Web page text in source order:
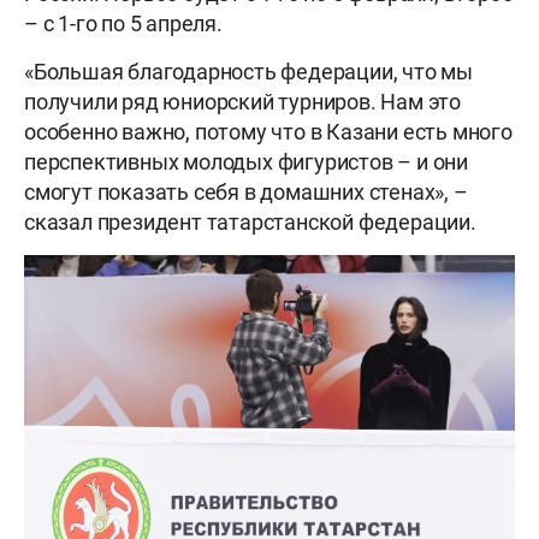
– с 1-го по 5 апреля.
«Большая благодарность федерации, что мы
получили ряд юниорский турниров. Нам это
особенно важно, потому что в Казани есть много
перспективных молодых фигуристов – и они
смогут показать себя в домашних стенах», –
сказал президент татарстанской федерации.